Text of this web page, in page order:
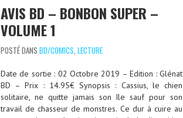
AVIS BD – BONBON SUPER –
VOLUME 1
POSTÉ DANS BD/COMICS, LECTURE
Date de sortie : 02 Octobre 2019 – Edition : Glénat
BD – Prix : 14.95€ Synopsis : Cassius, le chien
solitaire, ne quitte jamais son île sauf pour son
travail de chasseur de monstres. Ce dur à cuire au